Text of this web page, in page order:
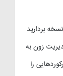
بردارید
زون به
را